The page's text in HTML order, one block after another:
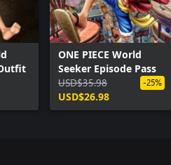
ONE PIECE World
Seeker Episode Pass
USD$35.98
USD$26.98
-25%